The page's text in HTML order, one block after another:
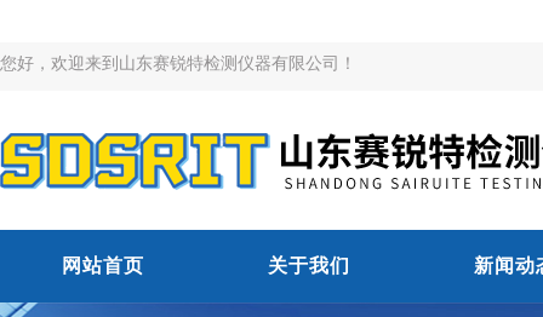
您好，欢迎来到山东赛锐特检测仪器有限公司！
网站首页 关于我们 新闻动